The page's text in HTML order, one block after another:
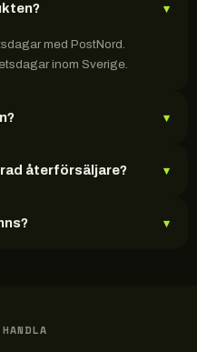
▾
med PostNord.
inom Sverige.
▾
återförsäljare? ▾
▾
HANDLA